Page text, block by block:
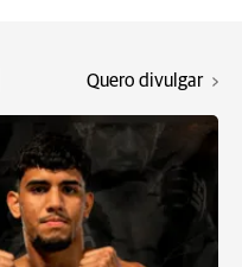
Quero divulgar